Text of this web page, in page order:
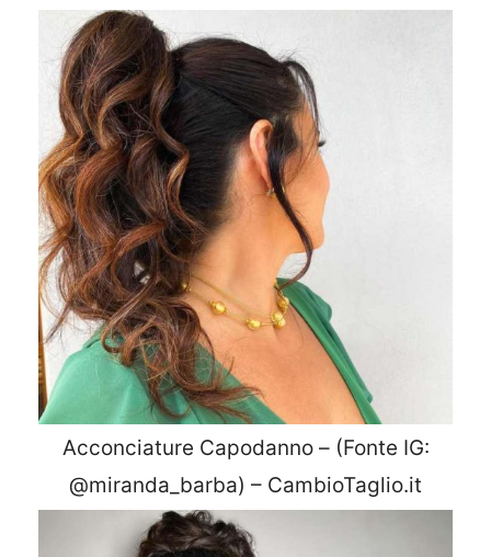
Acconciature Capodanno – (Fonte IG:
@miranda_barba) – CambioTaglio.it